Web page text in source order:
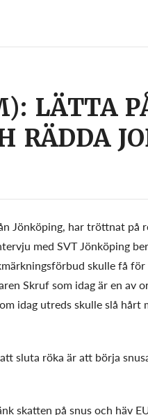
LÄTTA
RÄDDA
Jönköping, har tröttnat på
med SVT Jönköping
skulle få för
Skruf som idag är en av
idag utreds skulle slå
sluta röka är att börja
skatten på snus och häv